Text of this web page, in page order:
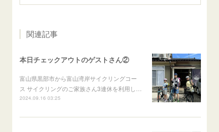
関連記事
本日チェックアウトのゲストさん②
富山県黒部市から富山湾岸サイクリングコー
ス サイクリングのご家族さん3連休を利用し…
2024.09.16 03:25